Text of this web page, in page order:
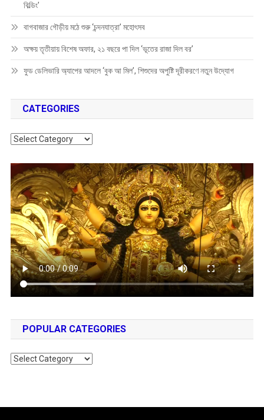
বিল্ডিং’
বাগবাজার গৌড়ীয় মঠে শুরু ‘চন্দনযাত্রা’ মহোৎসব
অক্ষয় তৃতীয়ায় বিশেষ অফার, ২১ বছরে পা দিল ‘ভূতের রাজা দিল বর’
ফুড ডেলিভারি অ্যাপের আদলে ‘বুক আ মিল’, শিশুদের অপুষ্টি দূরীকরণে নতুন উদ্যোগ
CATEGORIES
Categories
POPULAR CATEGORIES
Popular